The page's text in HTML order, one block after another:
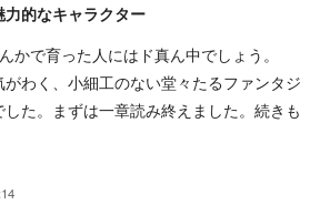
的なキャラクター
かで育った人にはド真ん中でしょう。
わく、小細工のない堂々たるファンタジ
た。まずは一章読み終えました。続きも